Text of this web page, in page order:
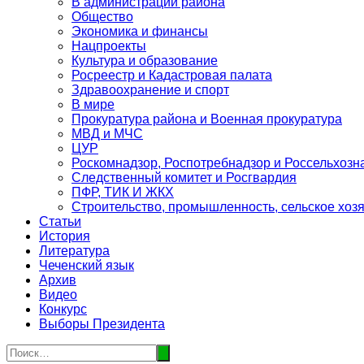
Общество
Экономика и финансы
Нацпроекты
Культура и образование
Росреестр и Кадастровая палата
Здравоохранение и спорт
В мире
Прокуратура района и Военная прокуратура
МВД и МЧС
ЦУР
Роскомнадзор, Роспотребнадзор и
Следственный комитет и Росгвардия
ПФР, ТИК И ЖКХ
Строительство, промышленность, сельское
Статьи
История
Литература
Чеченский язык
Архив
Видео
Конкурс
Выборы Президента